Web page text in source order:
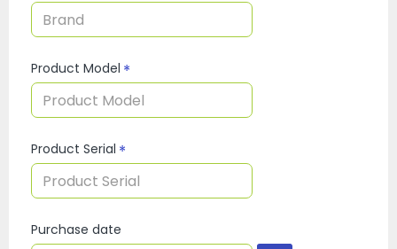
Product Model
Product Serial
Purchase date